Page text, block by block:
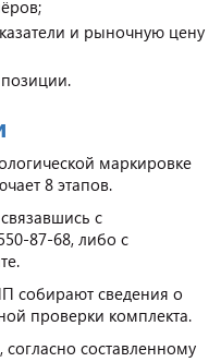
и рыночную цену
маркировке
8 этапов.
с
87-68, либо с
собирают сведения о
проверки комплекта.
составленному